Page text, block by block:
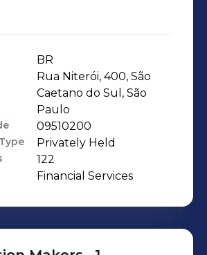
mais ágeis, de
o desenvolvimento e
de uma solução
meios de pagamento,
tecnologia de ponta
operacional
Certificado PCI-DSS.
Facilitadora atuando
Credenciadoras do
mais de 8.000
BR
Rua Niterói, 400, São
Caetano do Sul, São
Paulo
09510200
Privately Held
122
Financial Services